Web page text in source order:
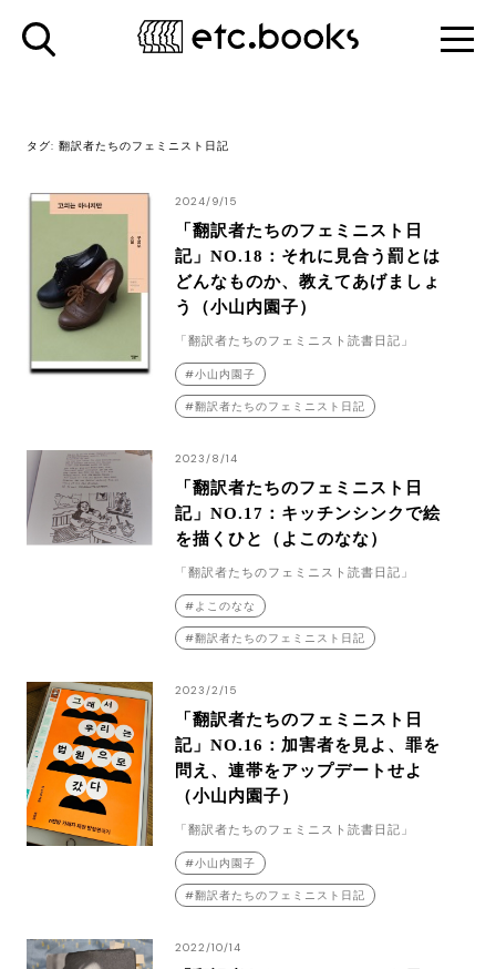
タグ: 翻訳者たちのフェミニスト日記
2024/9/15
「翻訳者たちのフェミニスト日
記」NO.18：それに見合う罰とは
どんなものか、教えてあげましょ
う（小山内園子）
「翻訳者たちのフェミニスト読書日記」
小山内園子
翻訳者たちのフェミニスト日記
2023/8/14
「翻訳者たちのフェミニスト日
記」NO.17：キッチンシンクで絵
を描くひと（よこのなな）
「翻訳者たちのフェミニスト読書日記」
よこのなな
翻訳者たちのフェミニスト日記
2023/2/15
「翻訳者たちのフェミニスト日
記」NO.16：加害者を見よ、罪を
問え、連帯をアップデートせよ
（小山内園子）
「翻訳者たちのフェミニスト読書日記」
小山内園子
翻訳者たちのフェミニスト日記
2022/10/14